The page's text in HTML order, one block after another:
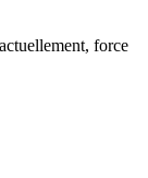
force